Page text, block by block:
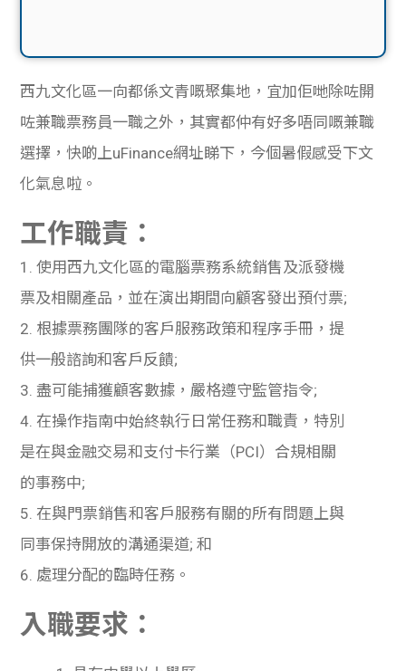
西九文化區一向都係文青嘅聚集地，宜加佢哋除咗開
咗兼職票務員一職之外，其實都仲有好多唔同嘅兼職
選擇，快啲 上uFinance網址睇下，今個暑假感受下文
化氣息啦。
工作職責：
1. 使用西九文化區的電腦票務系統銷售及派發機
票及相關產品，並在演出期間向顧客發出預付票;
2. 根據票務團隊的客戶服務政策和程序手冊，提
供一般諮詢和客戶反饋;
3. 盡可能捕獲顧客數據，嚴格遵守監管指令;
4. 在操作指南中始終執行日常任務和職責，特別
是在與金融交易和支付卡行業（PCI）合規相關
的事務中;
5. 在與門票銷售和客戶服務有關的所有問題上與
同事保持開放的溝通渠道; 和
6. 處理分配的臨時任務。
入職要求：